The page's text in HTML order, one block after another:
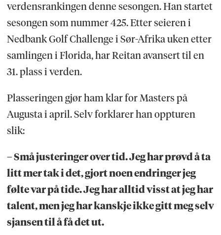
verdensrankingen denne sesongen. Han startet
sesongen som nummer 425. Etter seieren i
Nedbank Golf Challenge i Sør-Afrika uken etter
samlingen i Florida, har Reitan avansert til en
31. plass i verden.
Plasseringen gjør ham klar for Masters på
Augusta i april. Selv forklarer han oppturen
slik:
– Små justeringer over tid. Jeg har prøvd å ta
litt mer tak i det, gjort noen endringer jeg
følte var på tide. Jeg har alltid visst at jeg har
talent, men jeg har kanskje ikke gitt meg selv
sjansen til å få det ut.